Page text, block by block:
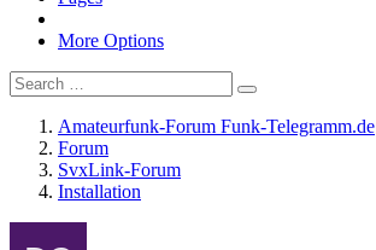
More Options
Amateurfunk-Forum Funk-Telegramm.de
Forum
SvxLink-Forum
Installation